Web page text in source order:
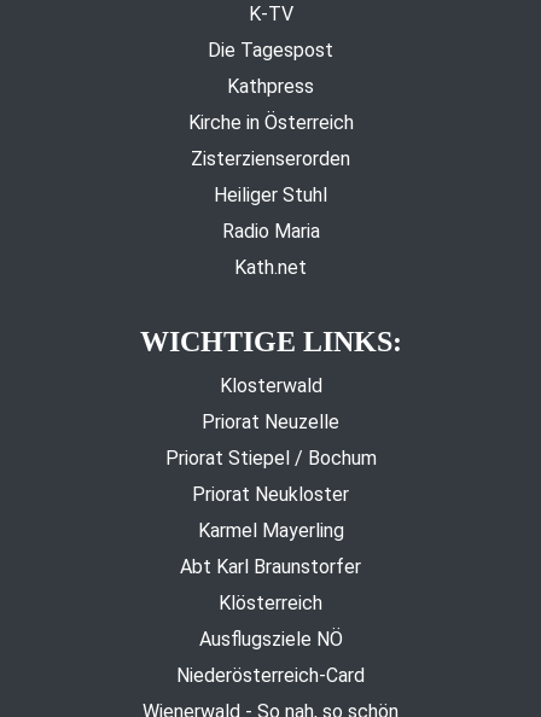
K-TV
Die Tagespost
Kathpress
Kirche in Österreich
Zisterzienserorden
Heiliger Stuhl
Radio Maria
Kath.net
WICHTIGE LINKS:
Klosterwald
Priorat Neuzelle
Priorat Stiepel / Bochum
Priorat Neukloster
Karmel Mayerling
Abt Karl Braunstorfer
Klösterreich
Ausflugsziele NÖ
Niederösterreich-Card
Wienerwald - So nah, so schön